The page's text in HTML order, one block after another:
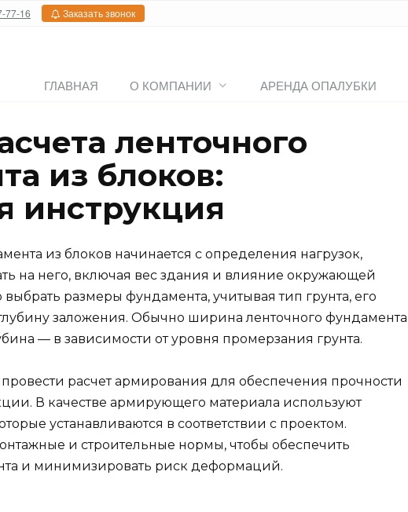
77-16 Заказать звонок
ГЛАВНАЯ О КОМПАНИИ АРЕНДА ОПАЛУБКИ
ленточного
из блоков:
инструкция
из блоков начинается с определения нагрузок,
на него, включая вес здания и влияние окружающей
размеры фундамента, учитывая тип грунта, его
заложения. Обычно ширина ленточного фундамента
— в зависимости от уровня промерзания грунта.
расчет армирования для обеспечения прочности
В качестве армирующего материала используют
устанавливаются в соответствии с проектом.
и строительные нормы, чтобы обеспечить
и минимизировать риск деформаций.